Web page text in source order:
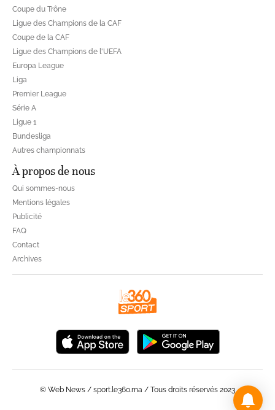
Coupe du Trône
Ligue des Champions de la CAF
Coupe de la CAF
Ligue des Champions de l'UEFA
Europa League
Liga
Premier League
Série A
Ligue 1
Bundesliga
Autres championnats
À propos de nous
Qui sommes-nous
Mentions légales
Publicité
FAQ
Contact
Archives
© Web News / sport.le360.ma / Tous droits réservés 2023